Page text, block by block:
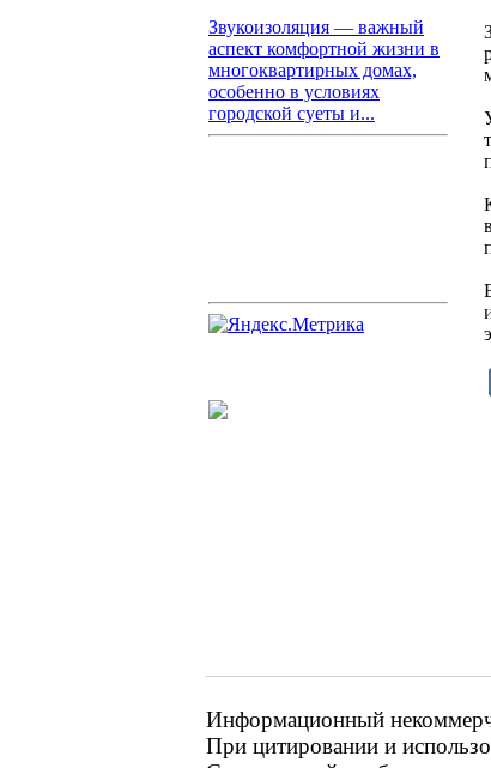
Звукоизоляция — важный
аспект комфортной жизни в
многоквартирных домах,
особенно в условиях
городской суеты и...
Информационный
При цитировании и